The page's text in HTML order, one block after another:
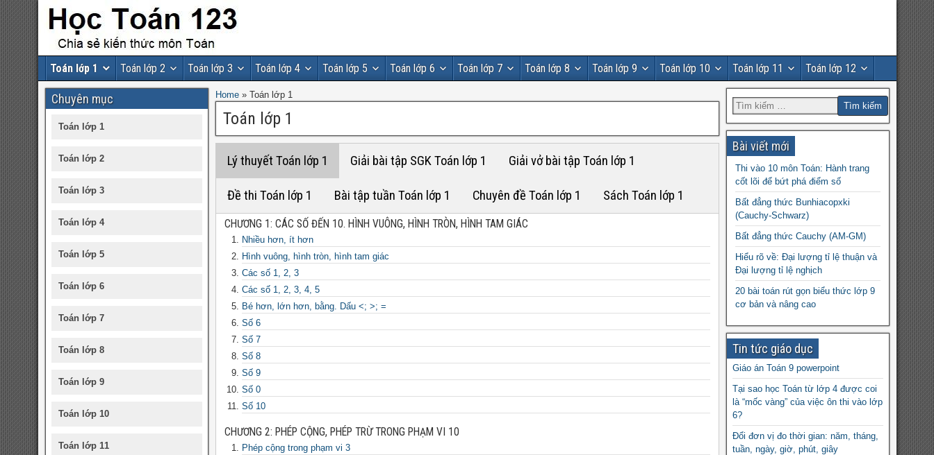
Toán lớp 1 Toán lớp 2 Toán lớp 3 Toán lớp 4 Toán lớp 5 Toán lớp 6 Toán lớp 7 Toán lớp 8 Toán lớp 9 Toán lớp 10 Toán lớp 11 Toán lớp 12
Home» Toán lớp 1
Toán lớp 1
Lý thuyết Toán lớp 1 Giải bài tập SGK Toán lớp 1 Giải vở bài tập Toán lớp 1
Đề thi Toán lớp 1 Bài tập tuần Toán lớp 1 Chuyên đề Toán lớp 1 Sách Toán lớp 1
CHƯƠNG 1: CÁC SỐ ĐẾN 10. HÌNH VUÔNG, HÌNH TRÒN, HÌNH TAM GIÁC
Nhiều hơn, ít hơn
Hình vuông, hình tròn, hình tam giác
Các số 1, 2, 3
Các số 1, 2, 3, 4, 5
Bé hơn, lớn hơn, bằng. Dấu <; >; =
Số 6
Số 7
Số 8
Số 9
Số 0
Số 10
CHƯƠNG 2: PHÉP CỘNG, PHÉP TRỪ TRONG PHẠM VI 10
Phép cộng trong phạm vi 3
Chuyên mục
Toán lớp 1
Toán lớp 2
Toán lớp 3
Toán lớp 4
Toán lớp 5
Toán lớp 6
Toán lớp 7
Toán lớp 8
Toán lớp 9
Toán lớp 10
Toán lớp 11
Bài viết mới
Thi vào 10 môn Toán: Hành trang
cốt lõi để bứt phá điểm số
Bất đẳng thức Bunhiacopxki
(Cauchy-Schwarz)
Bất đẳng thức Cauchy (AM-GM)
Hiểu rõ về: Đại lượng tỉ lệ thuận và
Đại lượng tỉ lệ nghịch
20 bài toán rút gọn biểu thức lớp 9
cơ bản và nâng cao
Tin tức giáo dục
Giáo án Toán 9 powerpoint
Tại sao học Toán từ lớp 4 được coi
là “mốc vàng” của việc ôn thi vào lớp
6?
Đổi đơn vị đo thời gian: năm, tháng,
tuần, ngày, giờ, phút, giây